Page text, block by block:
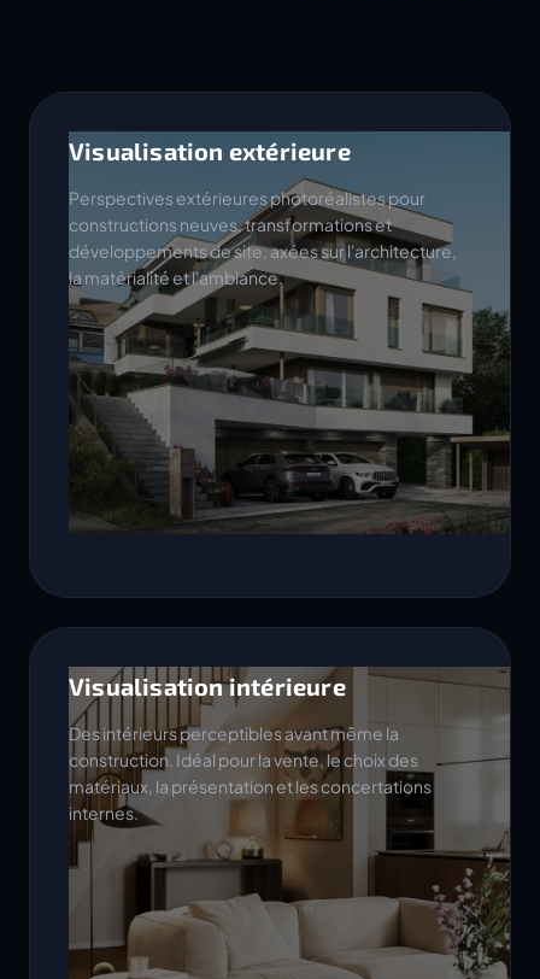
Visualisation extérieure
Perspectives extérieures photoréalistes pour
constructions neuves, transformations et
développements de site, axées sur l'architecture,
la matérialité et l'ambiance.
Visualisation intérieure
Des intérieurs perceptibles avant même la
construction. Idéal pour la vente, le choix des
matériaux, la présentation et les concertations
internes.